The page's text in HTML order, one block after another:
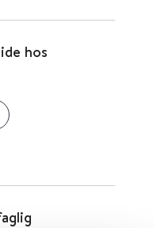
hos